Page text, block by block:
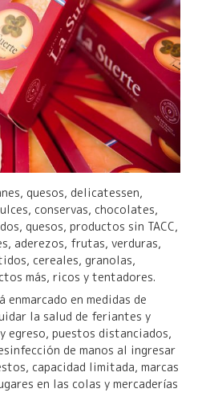
quesos, delicatessen,
conservas, chocolates,
quesos, productos sin TACC,
aderezos, frutas, verduras,
cereales, granolas,
más, ricos y tentadores.
enmarcado en medidas de
la salud de feriantes y
egreso, puestos distanciados,
de manos al ingresar
capacidad limitada, marcas
en las colas y mercaderías